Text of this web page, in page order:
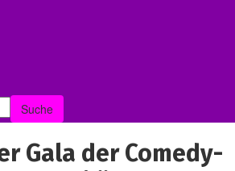
Gala der Comedy-